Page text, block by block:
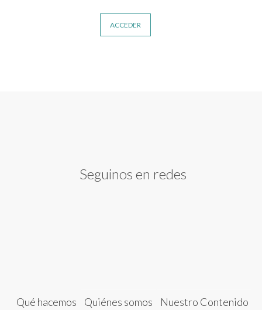
ACCEDER
Seguinos en redes
Qué hacemos Quiénes somos Nuestro Contenido